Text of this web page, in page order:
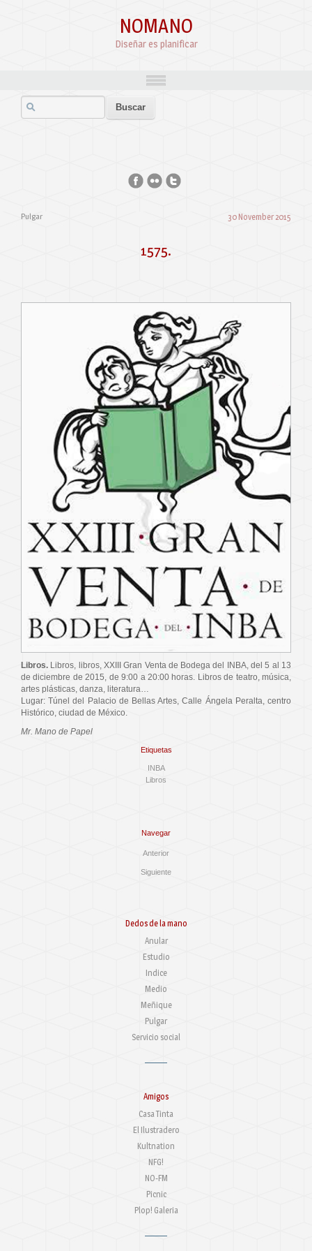
NOMANO
Diseñar es planificar
Pulgar 30 November 2015
1575.
Libros. Libros, libros, XXIII Gran Venta de Bodega del INBA, del 5 al 13
de diciembre de 2015, de 9:00 a 20:00 horas. Libros de teatro, música,
artes plásticas, danza, literatura…
Lugar: Túnel del Palacio de Bellas Artes, Calle Ángela Peralta, centro
Histórico, ciudad de México.
Mr. Mano de Papel
Etiquetas
INBA
Libros
Navegar
Anterior
Siguiente
Dedos de la mano
Anular
Estudio
Indice
Medio
Meñique
Pulgar
Servicio social
Amigos
Casa Tinta
El Ilustradero
Kultnation
NFG!
NO-FM
Picnic
Plop! Galeria